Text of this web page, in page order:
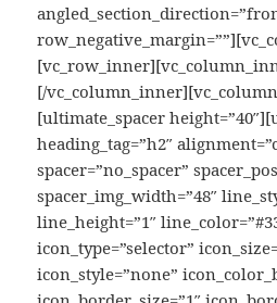
[/
[ultimate_spacer
heading_tag=”h2″
spacer=”no_spacer”
spacer_img_width=”48″
line_height=”1″
icon_type=”selector”
icon_style=”none”